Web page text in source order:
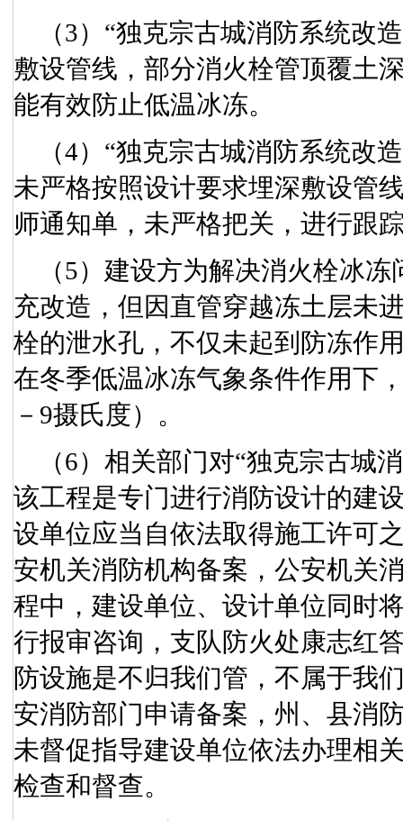
（3）“独克宗古城消防系统改
敷设管线，部分消火栓管顶覆土
能有效防止低温冰冻。
（4）“独克宗古城消防系统改
未严格按照设计要求埋深敷设管
师通知单，未严格把关，进行跟
（5）建设方为解决消火栓冰
充改造，但因直管穿越冻土层未
栓的泄水孔，不仅未起到防冻作
在冬季低温冰冻气象条件作用下
－ 9摄氏度）。
（6）相关部门对“独克宗古城
该工程是专门进行消防设计的建
设单位应当自依法取得施工许可
安机关消防机构备案，公安机关
程中，建设单位、设计单位同时
行报审咨询，支队防火处康志红
防设施是不归我们管，不属于我
安消防部门申请备案，州、县消
未督促指导建设单位依法办理相
检查和督查。